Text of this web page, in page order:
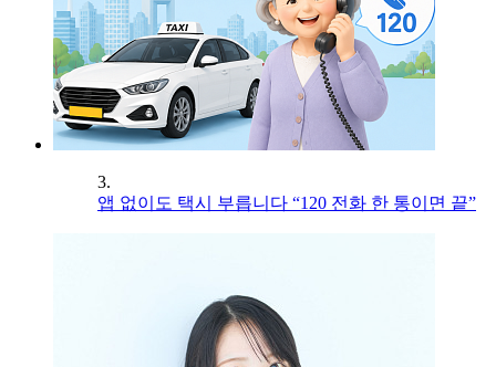
3.
앱 없이도 택시 부릅니다 “120 전화 한 통이면 끝”